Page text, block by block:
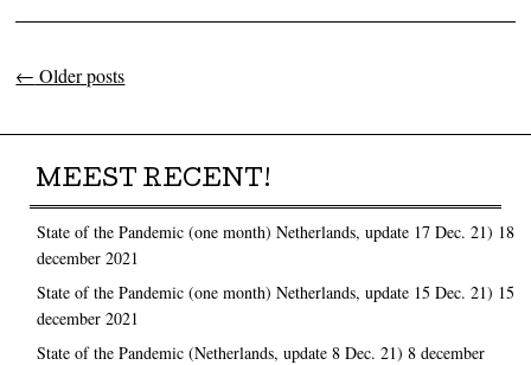
Post navigation
← Older posts
MEEST RECENT!
State of the Pandemic (one month) Netherlands, update 17 Dec. 21) 18
december 2021
State of the Pandemic (one month) Netherlands, update 15 Dec. 21) 15
december 2021
State of the Pandemic (Netherlands, update 8 Dec. 21) 8 december